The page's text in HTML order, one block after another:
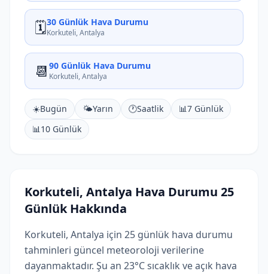
🗓️30 Günlük Hava Durumu
Korkuteli, Antalya
📆 90 Günlük Hava Durumu
Korkuteli, Antalya
☀️Bugün 🌤️Yarın 🕐Saatlik 📊7 Günlük
📊10 Günlük
Korkuteli, Antalya Hava Durumu 25
Günlük Hakkında
Korkuteli, Antalya için 25 günlük hava durumu
tahminleri güncel meteoroloji verilerine
dayanmaktadır. Şu an 23°C sıcaklık ve açık hava